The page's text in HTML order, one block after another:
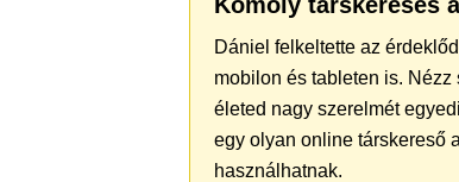
Dániel felkeltette az
mobilon és tableten is. Nézz
életed nagy szerelmét
egy olyan online társkereső
használhatnak.